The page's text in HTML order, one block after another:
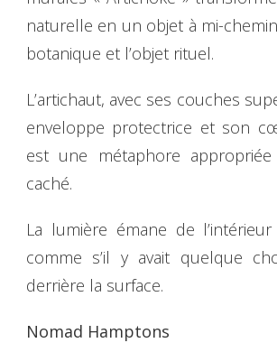
naturelle en un objet à mi-
botanique et l’objet rituel.
L’artichaut, avec ses couches
enveloppe protectrice et son
est une métaphore
caché.
La lumière émane de
comme s’il y avait quelque
derrière la surface.
Nomad Hamptons